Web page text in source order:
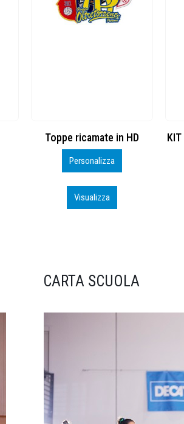
KIT CAMP 100 2026_perso
Personalizza
Visualizza
CARTA SCUOLA